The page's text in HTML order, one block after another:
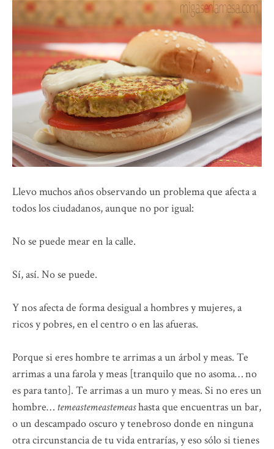
Llevo muchos años observando un problema que afecta a
todos los ciudadanos, aunque no por igual:
No se puede mear en la calle.
Sí, así. No se puede.
Y nos afecta de forma desigual a hombres y mujeres, a
ricos y pobres, en el centro o en las afueras.
Porque si eres hombre te arrimas a un árbol y meas. Te
arrimas a una farola y meas [tranquilo que no asoma… no
es para tanto]. Te arrimas a un muro y meas. Si no eres un
hombre… temeastemeastemeashasta que encuentras un bar,
o un descampado oscuro y tenebroso donde en ninguna
otra circunstancia de tu vida entrarías, y eso sólo si tienes